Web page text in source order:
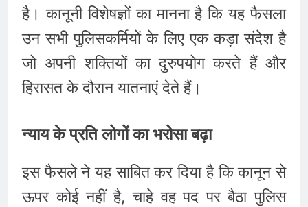
है। कानूनी विशेषज्ञों का मानना है कि यह फैसला
उन सभी पुलिसकर्मियों के लिए एक कड़ा संदेश है
जो अपनी शक्तियों का दुरुपयोग करते हैं और
हिरासत के दौरान यातनाएं देते हैं।
न्याय के प्रति लोगों का भरोसा बढ़ा
इस फैसले ने यह साबित कर दिया है कि कानून से
ऊपर कोई नहीं है, चाहे वह पद पर बैठा पुलिस